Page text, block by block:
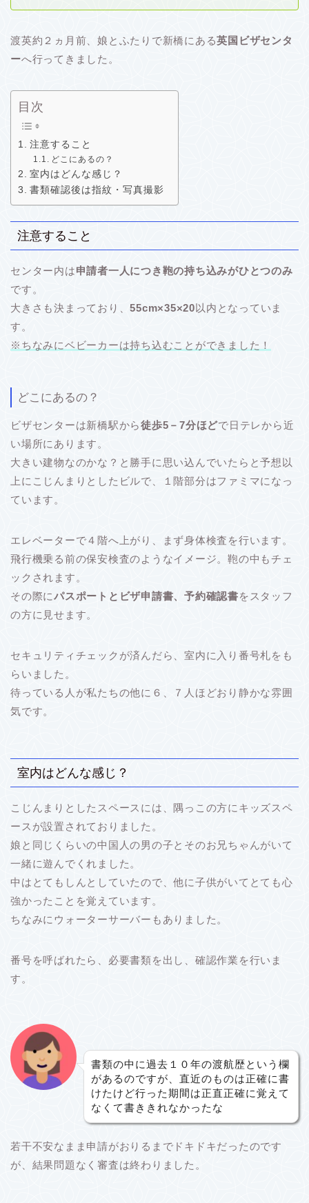
渡英約２ヵ月前、娘とふたりで新橋にある英国ビザセンタ
ーへ行ってきました。
目次
注意すること
どこにあるの？
室内はどんな感じ？
書類確認後は指紋・写真撮影
注意すること
センター内は申請者一人につき鞄の持ち込みがひとつのみ
です。
大きさも決まっており、55cm×35×20 以内となっていま
す。
※ちなみにベビーカーは持ち込むことができました！
どこにあるの？
ビザセンターは新橋駅から徒歩5－7分ほどで日テレから近
い場所にあります。
大きい建物なのかな？と勝手に思い込んでいたらと予想以
上にこじんまりとしたビルで、１階部分はファミマになっ
ています。
エレベーターで４階へ上がり、まず身体検査を行います。
飛行機乗る前の保安検査のようなイメージ。鞄の中もチェ
ックされます。
その際にパスポートとビザ申請書、予約確認書をスタッフ
の方に見せます。
セキュリティチェックが済んだら、室内に入り番号札をも
らいました。
待っている人が私たちの他に６、７人ほどおり静かな雰囲
気です。
室内はどんな感じ？
こじんまりとしたスペースには、隅っこの方にキッズスペ
ースが設置されておりました。
娘と同じくらいの中国人の男の子とそのお兄ちゃんがいて
一緒に遊んでくれました。
中はとてもしんとしていたので、他に子供がいてとても心
強かったことを覚えています。
ちなみにウォーターサーバーもありました。
番号を呼ばれたら、必要書類を出し、確認作業を行いま
す。
書類の中に過去１０年の渡航歴という欄
があるのですが、直近のものは正確に書
けたけど行った期間は正直正確に覚えて
なくて書ききれなかったな
若干不安なまま申請がおりるまでドキドキだったのです
が、結果問題なく審査は終わりました。